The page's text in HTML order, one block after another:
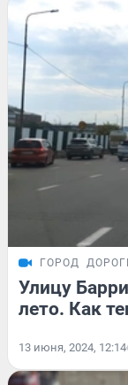
ГОРОД
Улицу
лето. Как
13 июня, 2024, 12:14